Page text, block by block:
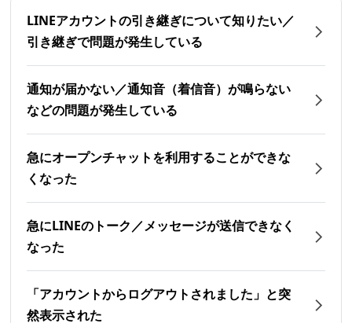
LINEアカウントの引き継ぎについて知りたい／
引き継ぎで問題が発生している
通知が届かない／通知音（着信音）が鳴らない
などの問題が発生している
急にオープンチャットを利用することができな
くなった
急にLINEのトーク／メッセージが送信できなく
なった
「アカウントからログアウトされました」と突
然表示された